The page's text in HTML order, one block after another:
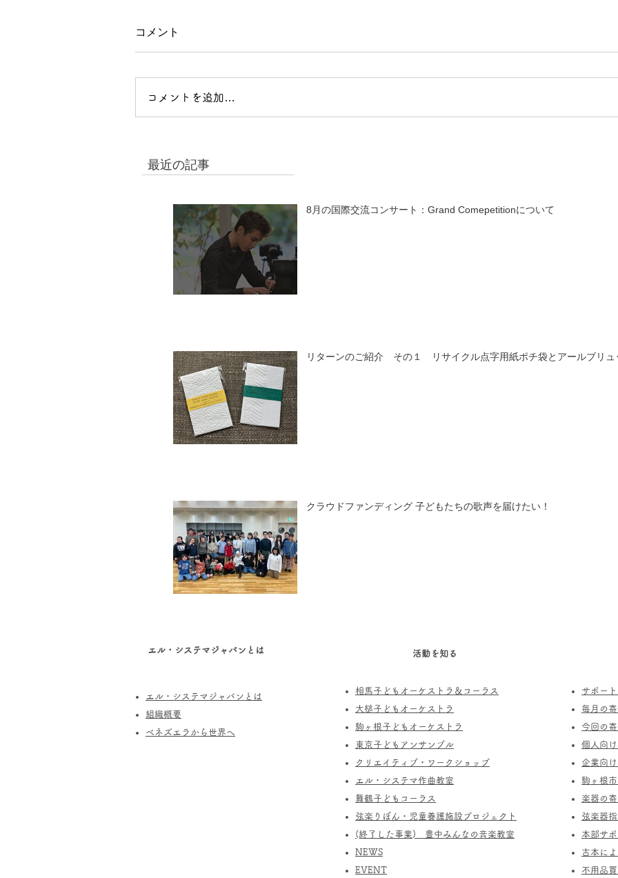
コメント
コメントを追加…
最近の記事
8月の国際交流コンサート：Grand Comepetitionについて
リターンのご紹介 その１ リサイクル点字用紙ポチ袋とアールブリュ
クラウドファンディング 子どもたちの歌声を届けたい！
エル・システマジャパンとは
エル・システマジャパンとは
​組織概要
​ベネズエラから世界へ
活動を知る
相馬子どもオーケストラ＆コーラス
​大槌子どもオーケストラ
駒ヶ根子どもオーケストラ
​東京子どもアンサンブル
​クリエイティブ・ワークショップ
エル・システマ作曲教室
​舞鶴子どもコーラス
​​弦楽りぼん・児童養護施設プロジェクト
(終了した事業) ​豊中みんなの音楽教室
​NEWS
​EVENT
サポー
毎月の
今回の
個人向
企業向
駒ヶ根
楽器の
弦楽器
本部サ
古本に
不用品